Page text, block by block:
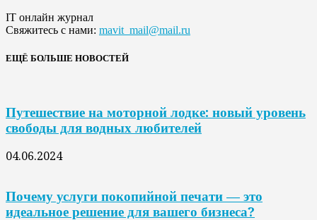
IT онлайн журнал
Свяжитесь с нами: mavit_mail@mail.ru
ЕЩЁ БОЛЬШЕ НОВОСТЕЙ
Путешествие на моторной лодке: новый уровень
свободы для водных любителей
04.06.2024
Почему услуги покопийной печати — это
идеальное решение для вашего бизнеса?